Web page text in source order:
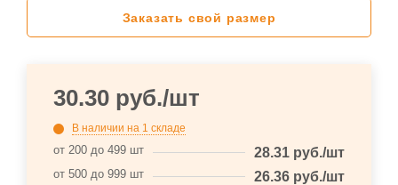
Заказать свой размер
30.30 руб./шт
В наличии на 1 складе
от 200 до 499 шт 28.31 руб./шт
от 500 до 999 шт 26.36 руб./шт